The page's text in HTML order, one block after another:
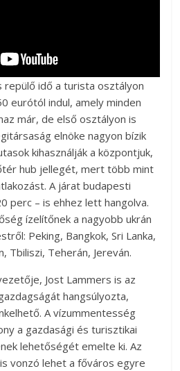
repülő idő a turista osztályon
eurótól indul, amely minden
már, de első osztályon is
elnöke nagyon bízik
kihasználják a központjuk,
hub jellegét, mert több mint
A járat budapesti
perc – is ehhez lett hangolva.
ízelítőnek a nagyobb ukrán
Peking, Bangkok, Sri Lanka,
Tbiliszi, Teherán, Jereván.
Jost Lammers is az
hangsúlyozta,
A vízummentesség
a gazdasági és turisztikai
lehetőségét emelte ki. Az
vonzó lehet a főváros egyre